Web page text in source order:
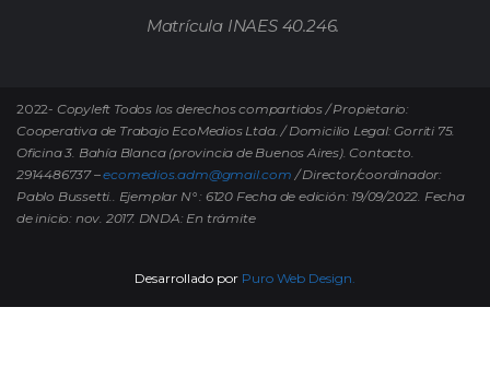
Matrícula INAES 40.246.
2022- Copyleft Todos los derechos compartidos / Propietario:
Cooperativa de Trabajo EcoMedios Ltda. / Domicilio Legal: Gorriti 75.
Oficina 3. Bahía Blanca (provincia de Buenos Aires). Contacto.
2914486737 –ecomedios.adm@gmail.com / Director/coordinador:
Pablo Bussetti.. Ejemplar N° : 6120 Fecha de edición: 19/09/2022. Fecha
de inicio: nov. 2017. DNDA: En trámite
Desarrollado por Puro Web Design.